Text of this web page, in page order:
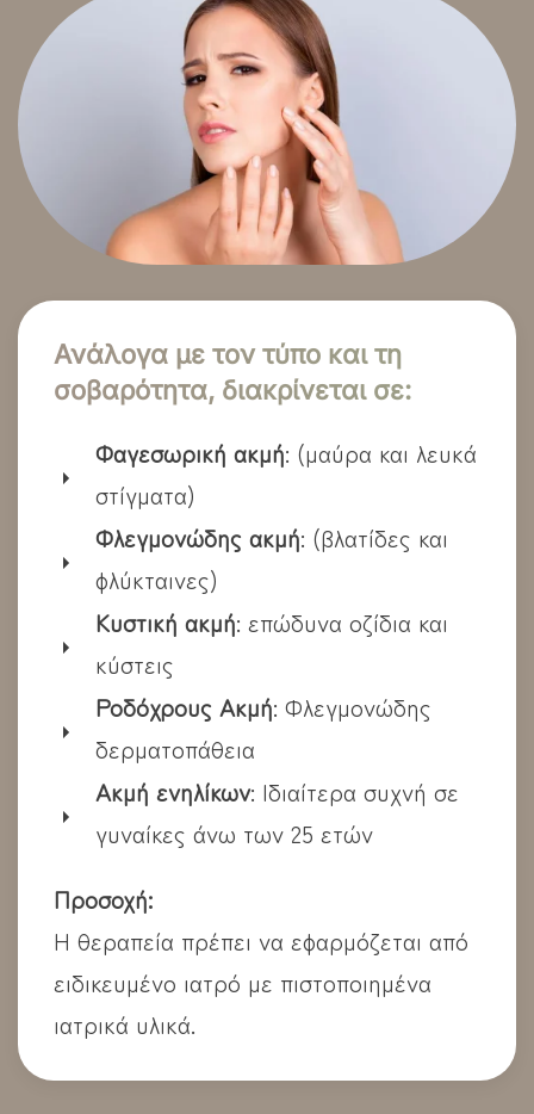
Ανάλογα με τον τύπο και τη
σοβαρότητα, διακρίνεται σε:
Φαγεσωρική ακμή: (μαύρα και λευκά
στίγματα)
Φλεγμονώδης ακμή: (βλατίδες και
φλύκταινες)
Κυστική ακμή: επώδυνα οζίδια και
κύστεις
Ροδόχρους Ακμή: Φλεγμονώδης
δερματοπάθεια
Ακμή ενηλίκων: Ιδιαίτερα συχνή σε
γυναίκες άνω των 25 ετών
Προσοχή:
Η θεραπεία πρέπει να εφαρμόζεται από
ειδικευμένο ιατρό με πιστοποιημένα
ιατρικά υλικά.